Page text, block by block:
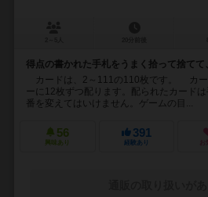
得点の書かれた手札をうまく拾って捨てて
カードは、2～111の110枚です。 カー
ーに12枚ずつ配ります。配られたカード
番を変えてはいけません。ゲームの目...
56
興味あり
391
経験あり